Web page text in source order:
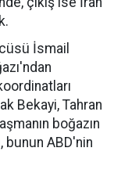
İsmail
Bekayi, Tahran
boğazın
bunun ABD'nin